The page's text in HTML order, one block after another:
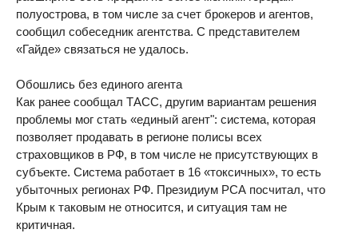
полуострова, в том числе за счет брокеров и агентов,
сообщил собеседник агентства. С представителем
«Гайде» связаться не удалось.
Обошлись без единого агента
Как ранее сообщал ТАСС, другим вариантам решения
проблемы мог стать «единый агент": система, которая
позволяет продавать в регионе полисы всех
страховщиков в РФ, в том числе не присутствующих в
субъекте. Система работает в 16 «токсичных», то есть
убыточных регионах РФ. Президиум РСА посчитал, что
Крым к таковым не относится, и ситуация там не
критичная.